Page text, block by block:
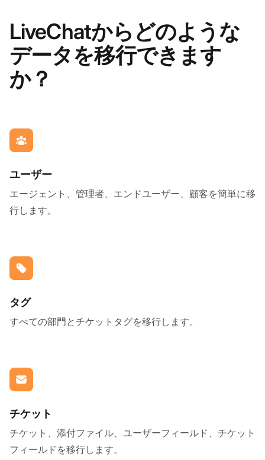
LiveChatからどのような
データを移行できます
か？
ユーザー
エージェント、管理者、エンドユーザー、顧客を簡単に移
行します。
タグ
すべての部門とチケットタグを移行します。
チケット
チケット、添付ファイル、ユーザーフィールド、チケット
フィールドを移行します。